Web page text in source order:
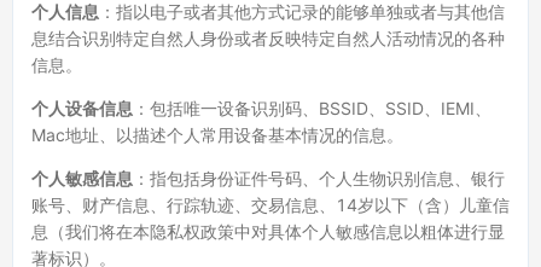
个人信息 ：指以电子或者其他方式记录的能够单独或者与其他信
息结合识别特定自然人身份或者反映特定自然人活动情况的各种
信息。
个人设备信息 ：包括唯一设备识别码、BSSID、SSID、IEMI、
Mac地址、以描述个人常用设备基本情况的信息。
个人敏感信息 ：指包括身份证件号码、个人生物识别信息、银行
账号、财产信息、行踪轨迹、交易信息、14岁以下（含）儿童信
息（我们将在本隐私权政策中对具体个人敏感信息以粗体进行显
著标识）。